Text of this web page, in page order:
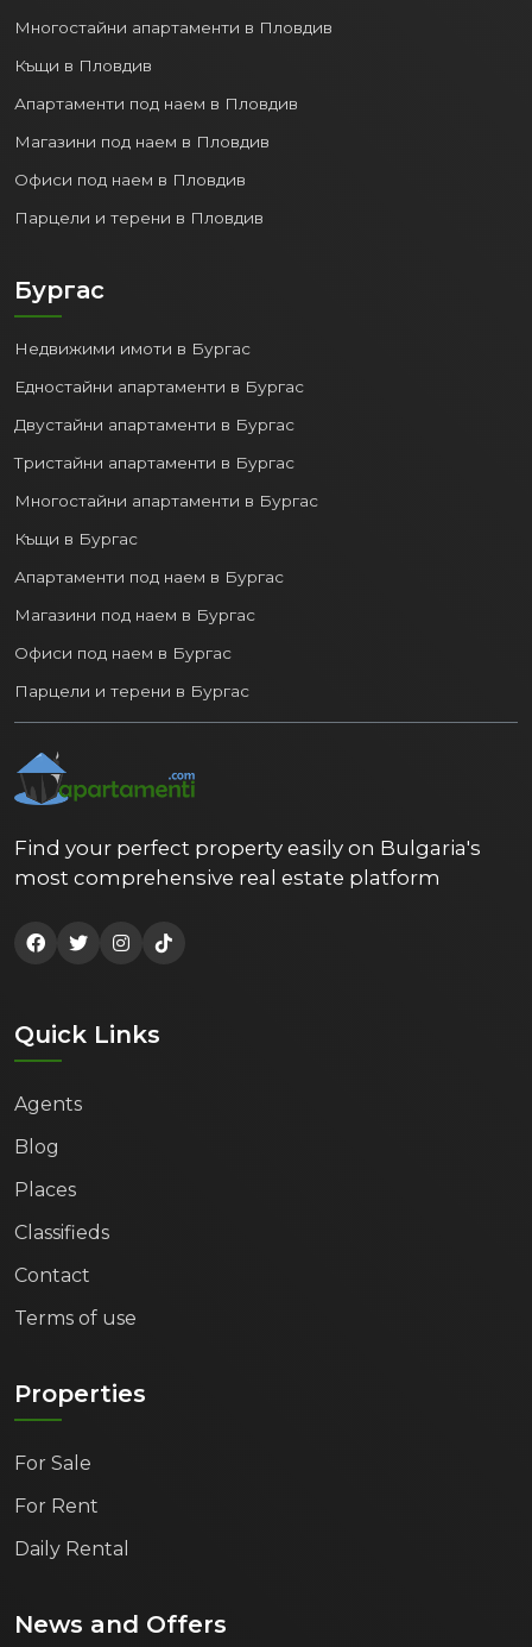
Многостайни апартаменти в Пловдив
Къщи в Пловдив
Апартаменти под наем в Пловдив
Магазини под наем в Пловдив
Офиси под наем в Пловдив
Парцели и терени в Пловдив
Бургас
Недвижими имоти в Бургас
Едностайни апартаменти в Бургас
Двустайни апартаменти в Бургас
Тристайни апартаменти в Бургас
Многостайни апартаменти в Бургас
Къщи в Бургас
Апартаменти под наем в Бургас
Магазини под наем в Бургас
Офиси под наем в Бургас
Парцели и терени в Бургас
Find your perfect property easily on Bulgaria's
most comprehensive real estate platform
Quick Links
Agents
Blog
Places
Classifieds
Contact
Terms of use
Properties
For Sale
For Rent
Daily Rental
News and Offers